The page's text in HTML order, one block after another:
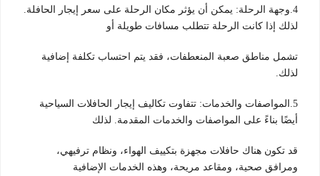
4.وجهة الرحلة: يمكن أن يؤثر مكان الرحلة على سعر إيجار الحافلة.
لذلك إذا كانت الرحلة تتطلب مسافات طويلة أو
تشمل مناطق صعبة المنعطفات، فقد يتم احتساب تكلفة إضافية
لذلك.
5.المواصفات والخدمات: تتفاوت تكاليف إيجار الحافلات السياحية
أيضًا بناءً على المواصفات والخدمات المقدمة. لذلك
قد تكون هناك حافلات مجهزة بتكييف الهواء، ونظام ترفيهي،
ومرافق صحية، ومقاعد مريحة، وهذه الخدمات الإضافية